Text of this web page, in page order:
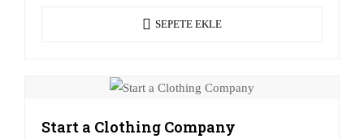
SEPETE EKLE
Start a Clothing Company